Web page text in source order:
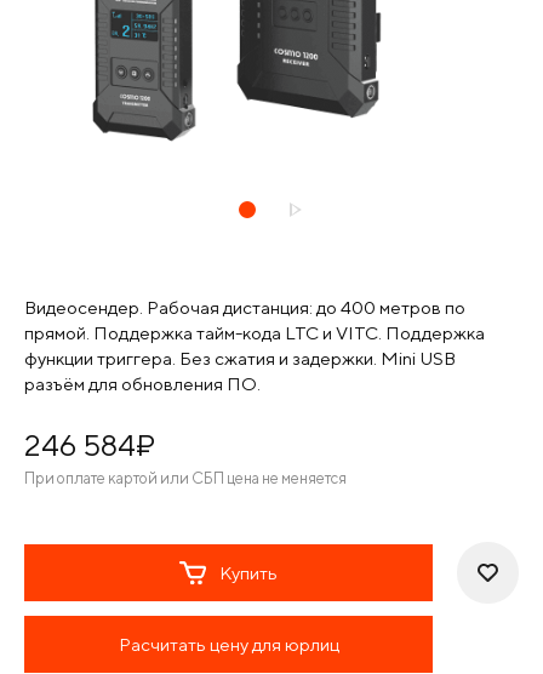
Видеосендер. Рабочая дистанция: до 400 метров по
прямой. Поддержка тайм-кода LTC и VITC. Поддержка
функции триггера. Без сжатия и задержки. Mini USB
разъём для обновления ПО.
246 584¤
При оплате картой или СБП цена не меняется
Купить
Расчитать цену для юрлиц